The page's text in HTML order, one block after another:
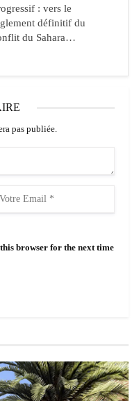
: vers le
définitif du
du Sahara…
pas publiée.
browser for the next time